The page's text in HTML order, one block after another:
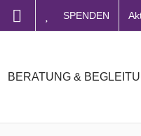
SPENDEN
BERATUNG &